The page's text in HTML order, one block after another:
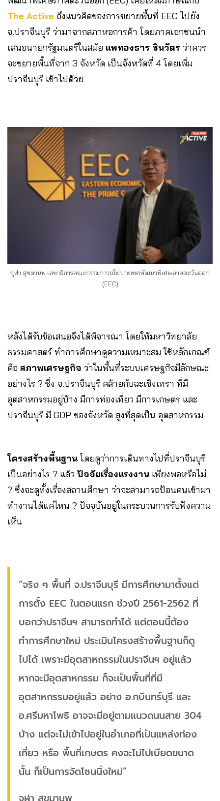
The Active ถึงแนวคิดของการขยายพื้นที่ EEC ไปยัง
จ.ปราจีนบุรี ว่ามาจากสภาหอการค้า โดยภาคเอกชนนำ
เสนอนายกรัฐมนตรีในสมัย แพทองธาร ชินวัตร ว่าควร
จะขยายพื้นที่จาก 3 จังหวัด เป็นจังหวัดที่ 4 โดยเพิ่ม
ปราจีนบุรี เข้าไปด้วย
จุฬา สุขมานพ เลขาธิการคณะกรรมการนโยบายเขตพัฒนาพิเศษภาคตะวันออก
(EEC)
หลังได้รับข้อเสนอจึงได้พิจารณา โดยให้มหาวิทยาลัย
ธรรมศาสตร์ ทำการศึกษาดูความเหมาะสม ใช้หลักเกณฑ์
คือ สภาพเศรษฐกิจ ว่าในพื้นที่ระบบเศรษฐกิจมีลักษณะ
อย่างไร ? ซึ่ง จ.ปราจีนบุรี คล้ายกับฉะเชิงเทรา ที่มี
อุตสาหกรรมอยู่บ้าง มีการท่องเที่ยว มีการเกษตร และ
ปราจีนบุรี มี GDP ของจังหวัด สูงที่สุดเป็น อุตสาหกรรม
โครงสร้างพื้นฐานโดยดูว่าการเดินทางไปที่ปราจีนบุรี
เป็นอย่างไร ? แล้วปัจจัยเรื่องแรงงาน เพียงพอหรือไม่
? ซึ่งจะดูทั้งเรื่องสถานศึกษา ว่าจะสามารถป้อนคนเข้ามา
ทำงานได้แค่ไหน ? ปัจจุบันอยู่ในกระบวนการรับฟังความ
เห็น
“จริง ๆ พื้นที่ จ.ปราจีนบุรี มีการศึกษามาตั้งแต่
การตั้ง EEC ในตอนแรก ช่วงปี 2561-2562 ที่
บอกว่าปราจีนฯ สามารถทำได้ แต่ตอนนี้ต้อง
ทำการศึกษาใหม่ ประเมินโครงสร้างพื้นฐานก็ดู
ไปได้ เพราะมีอุตสาหกรรมในปราจีนฯ อยู่แล้ว
หากจะมีอุตสาหกรรม ก็จะเป็นพื้นที่ที่มี
อุตสาหกรรมอยู่แล้ว อย่าง อ.กบินทร์บุรี และ
อ.ศรีมหาโพธิ อาจจะมีอยู่ตามแนวถนนสาย 304
บ้าง แต่จะไม่เข้าไปอยู่ในอำเภอที่เป็นแหล่งท่อง
เที่ยว หรือ พื้นที่เกษตร คงจะไม่ไปเบียดขนาด
นั้น ก็เป็นการจัดโซนนิ่งใหม่”
จุฬา สุขมานพ